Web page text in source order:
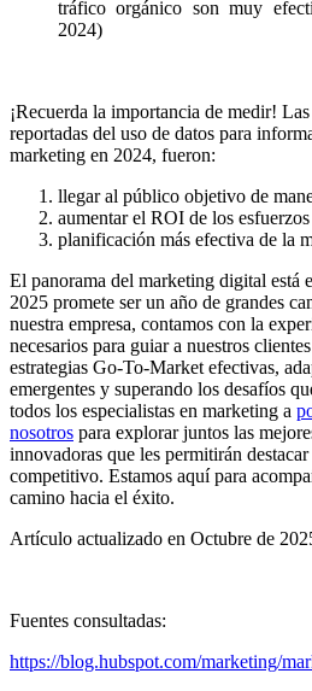
tráfico orgánico son muy
2024)
¡Recuerda la importancia de medir!
reportadas del uso de datos para
marketing en 2024, fueron:
llegar al público objetivo de
aumentar el ROI de los
planificación más efectiva de la
El panorama del marketing digital está
2025 promete ser un año de grandes
nuestra empresa, contamos con la
necesarios para guiar a nuestros
estrategias Go-To-Market efectivas,
emergentes y superando los desafíos
todos los especialistas en marketing a
nosotros para explorar juntos las
innovadoras que les permitirán
competitivo. Estamos aquí para
camino hacia el éxito.
Artículo actualizado en Octubre de
Fuentes consultadas:
https://blog.hubspot.com/marketing/